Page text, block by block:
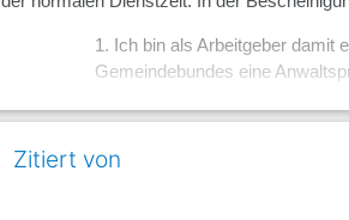
1. Ich bin als Arbeitgeber damit
Gemeindebundes eine
2. Herr ... ist nicht gehalten,
seinem Dienstplatz zu
Zitiert von